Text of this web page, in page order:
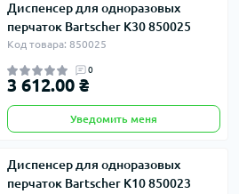
Диспенсер для одноразовых
перчаток Bartscher K30 850025
Код товара: 850025
0
3 612.00 ₴
Уведомить меня
Диспенсер для одноразовых
перчаток Bartscher K10 850023